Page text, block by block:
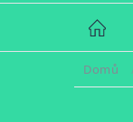
HOME
Domů